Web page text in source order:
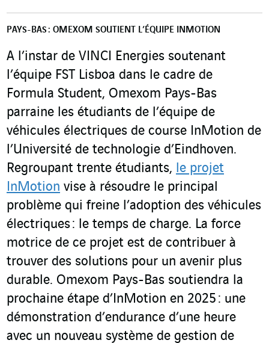
PAYS-BAS : OMEXOM SOUTIENT L’ÉQUIPE INMOTION
A l’instar de VINCI Energies soutenant
l’équipe FST Lisboa dans le cadre de
Formula Student, Omexom Pays-Bas
parraine les étudiants de l’équipe de
véhicules électriques de course InMotion de
l’Université de technologie d’Eindhoven.
Regroupant trente étudiants, le projet
InMotion vise à résoudre le principal
problème qui freine l’adoption des véhicules
électriques : le temps de charge. La force
motrice de ce projet est de contribuer à
trouver des solutions pour un avenir plus
durable. Omexom Pays-Bas soutiendra la
prochaine étape d’InMotion en 2025 : une
démonstration d’endurance d’une heure
avec un nouveau système de gestion de